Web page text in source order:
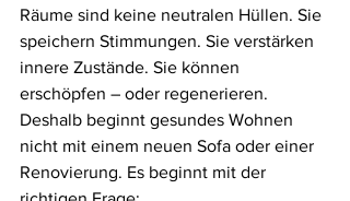
Räume sind keine neutralen Hüllen. Sie
speichern Stimmungen. Sie verstärken
innere Zustände. Sie können
erschöpfen – oder regenerieren.
Deshalb beginnt gesundes Wohnen
nicht mit einem neuen Sofa oder einer
Renovierung. Es beginnt mit der